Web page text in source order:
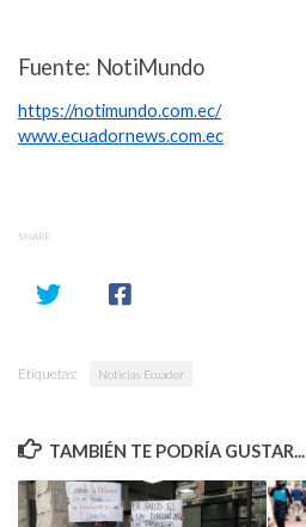
Fuente: NotiMundo
https://notimundo.com.ec/
www.ecuadornews.com.ec
SHARE
Etiquetas: Noticias Ecuador
TAMBIÉN TE PODRÍA GUSTAR...